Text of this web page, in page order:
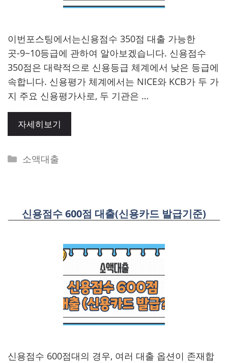
이번포스팅에서는신용점수 350점 대출 가능한
곳-9~10등급에 관하여 알아보겠습니다. 신용점수
350점은 대략적으로 신용등급 체계에서 낮은 등급에
속합니다. 신용평가 체계에서는 NICE와 KCB가 두 가
지 주요 신용평가사로, 두 기관은 …
자세히보기
Categories
소액대출
신용점수 600점 대출(신용카드 발급기준)
신용점수 600점대의 경우, 여러 대출 옵션이 존재합